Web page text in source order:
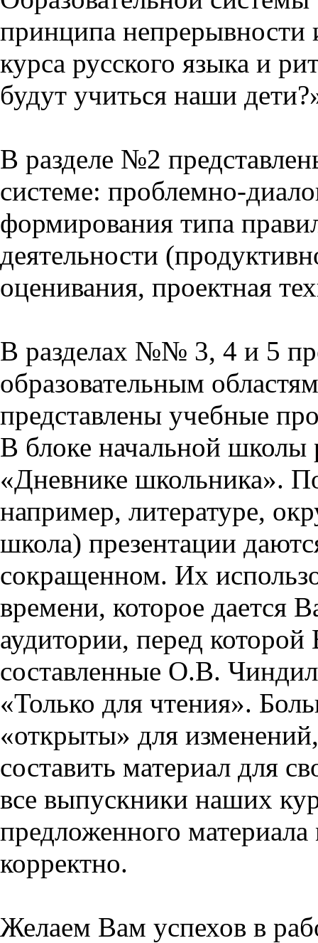
принципа непрерывности
курса русского языка и
будут учиться наши
В разделе №2
системе: проблемно-
формирования типа
деятельности
оценивания, проектная
В разделах №№ 3, 4 и 5
образовательным
представлены учебные
В блоке начальной школы
«Дневнике школьника».
например, литературе,
школа) презентации
сокращенном. Их
времени, которое дается
аудитории, перед
составленные О.В.
«Только для чтения».
«открыты» для
составить материал для
все выпускники наших
предложенного
корректно.
Желаем Вам успехов в